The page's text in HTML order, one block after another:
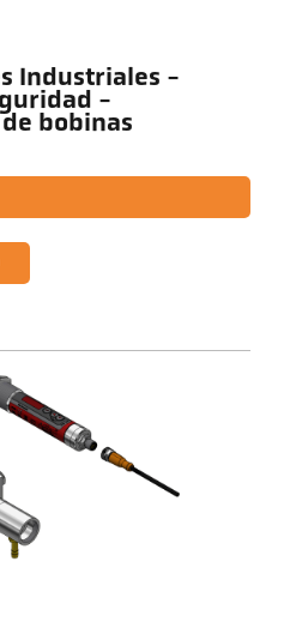
Industriales -
-
bobinas